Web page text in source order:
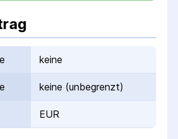
keine
keine (unbegrenzt)
EUR